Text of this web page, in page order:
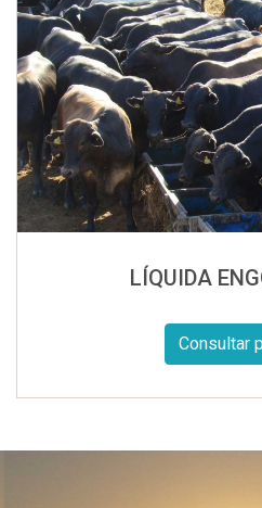
LÍQUIDA
Consultar